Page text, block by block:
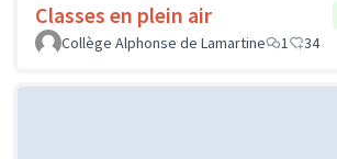
Classes en plein air
Collège Alphonse de Lamartine
1 34